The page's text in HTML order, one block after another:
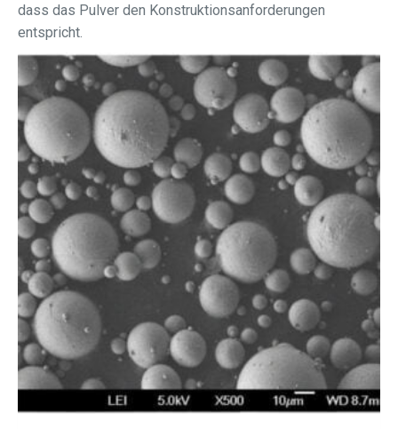
dass das Pulver den Konstruktionsanforderungen
entspricht.